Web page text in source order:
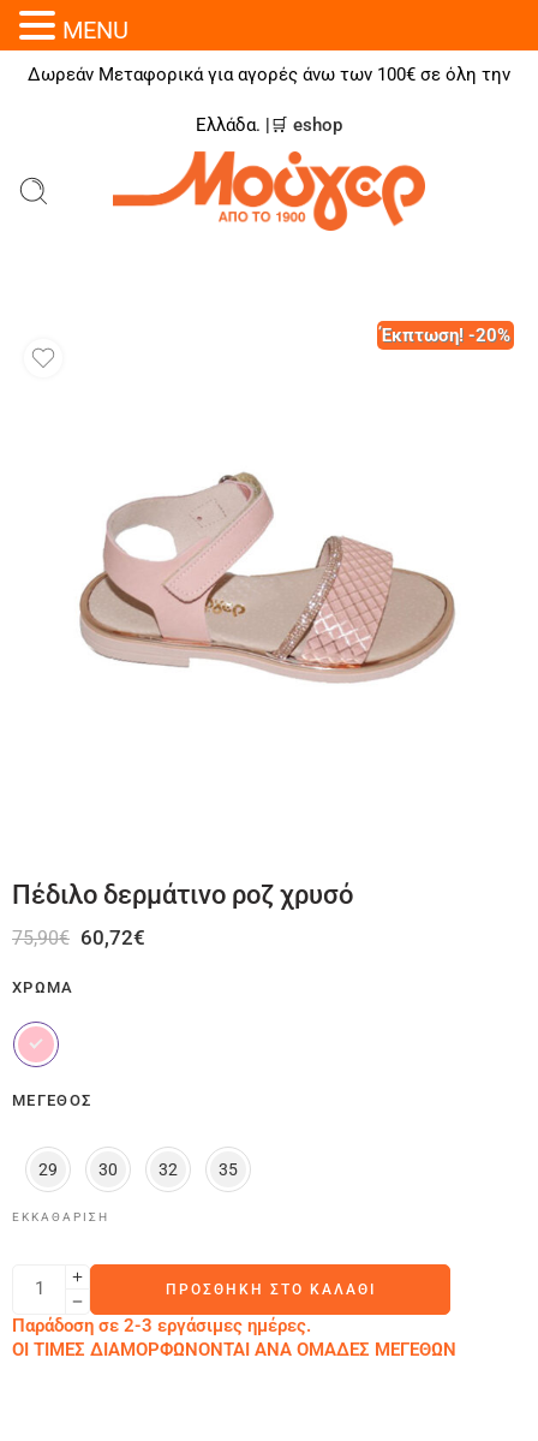
Δωρεάν Μεταφορικά για αγορές άνω των 100€ σε όλη την
Ελλάδα. |🛒 eshop
Έκπτωση! -20%
Πέδιλο δερμάτινο ροζ χρυσό
75,90€ 60,72€
ΧΡΏΜΑ
ΜΈΓΕΘΟΣ
29 30 32 35
ΕΚΚΑΘΆΡΙΣΗ
ΠΡΟΣΘΉΚΗ ΣΤΟ ΚΑΛΆΘΙ
Παράδοση σε 2-3 εργάσιμες ημέρες.
ΟΙ ΤΙΜΕΣ ΔΙΑΜΟΡΦΩΝΟΝΤΑΙ ΑΝΑ ΟΜΑΔΕΣ ΜΕΓΕΘΩΝ
MENU